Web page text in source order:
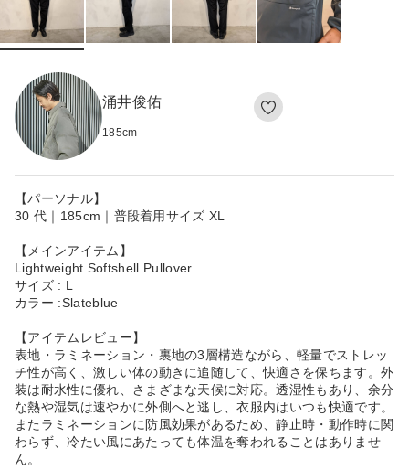
涌井俊佑
185cm
【パーソナル】
30 代｜185cm｜普段着用サイズ XL
【メインアイテム】
Lightweight Softshell Pullover
サイズ : L
カラー :Slateblue
【アイテムレビュー】
表地・ラミネーション・裏地の3層構造ながら、軽量でストレッ
チ性が高く、激しい体の動きに追随して、快適さを保ちます。外
装は耐水性に優れ、さまざまな天候に対応。透湿性もあり、余分
な熱や湿気は速やかに外側へと逃し、衣服内はいつも快適です。
またラミネーションに防風効果があるため、静止時・動作時に関
わらず、冷たい風にあたっても体温を奪われることはありませ
ん。